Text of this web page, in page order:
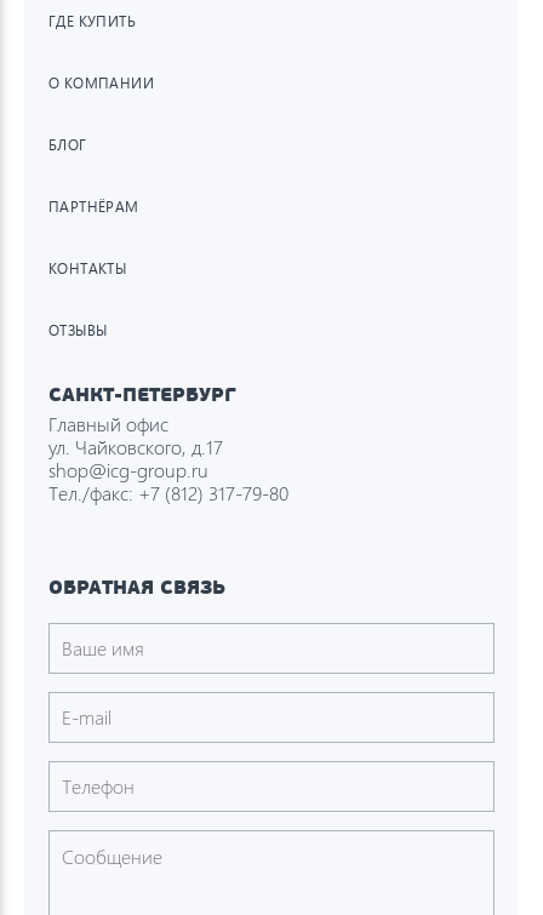
ГДЕ КУПИТЬ
О КОМПАНИИ
БЛОГ
ПАРТНЁРАМ
КОНТАКТЫ
ОТЗЫВЫ
САНКТ-ПЕТЕРБУРГ
Главный офис
ул. Чайковского, д.17
shop@icg-group.ru
Тел./факс: +7 (812) 317-79-80
ОБРАТНАЯ СВЯЗЬ